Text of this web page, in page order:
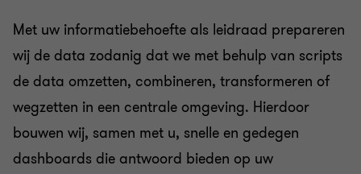
Met uw informatiebehoefte als leidraad prepareren
wij de data zodanig dat we met behulp van scripts
de data omzetten, combineren, transformeren of
wegzetten in een centrale omgeving. Hierdoor
bouwen wij, samen met u, snelle en gedegen
dashboards die antwoord bieden op uw